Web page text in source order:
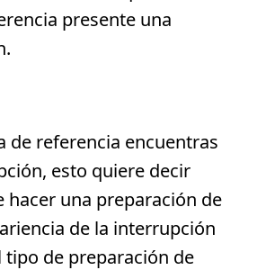
presente una
de referencia encuentras
esto quiere decir
hacer una preparación de
de la interrupción
tipo de preparación de